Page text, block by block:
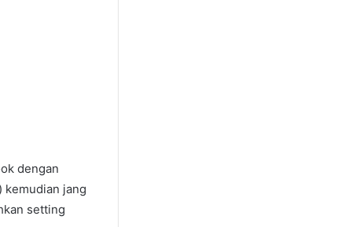
dengan
kemudian jang
setting